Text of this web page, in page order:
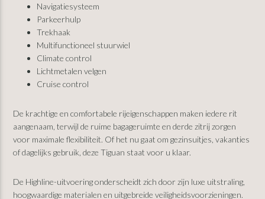
Navigatiesysteem
Parkeerhulp
Trekhaak
Multifunctioneel stuurwiel
Climate control
Lichtmetalen velgen
Cruise control
De krachtige en comfortabele rijeigenschappen maken iedere rit
aangenaam, terwijl de ruime bagageruimte en derde zitrij zorgen
voor maximale flexibiliteit. Of het nu gaat om gezinsuitjes, vakanties
of dagelijks gebruik, deze Tiguan staat voor u klaar.
De Highline-uitvoering onderscheidt zich door zijn luxe uitstraling,
hoogwaardige materialen en uitgebreide veiligheidsvoorzieningen.